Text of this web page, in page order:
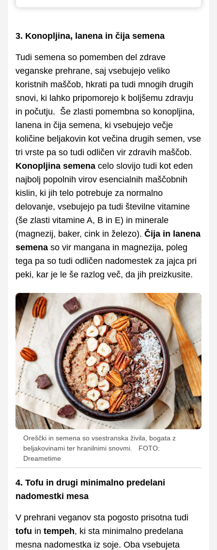
3. Konopljina, lanena in čija semena
Tudi semena so pomemben del zdrave
veganske prehrane, saj vsebujejo veliko
koristnih maščob, hkrati pa tudi mnogih drugih
snovi, ki lahko pripomorejo k boljšemu zdravju
in počutju. Še zlasti pomembna so konopljina,
lanena in čija semena, ki vsebujejo večje
količine beljakovin kot večina drugih semen, vse
tri vrste pa so tudi odličen vir zdravih maščob.
Konopljina semena celo slovijo tudi kot eden
najbolj popolnih virov esencialnih maščobnih
kislin, ki jih telo potrebuje za normalno
delovanje, vsebujejo pa tudi številne vitamine
(še zlasti vitamine A, B in E) in minerale
(magnezij, baker, cink in železo). Čija in lanena
semena so vir mangana in magnezija, poleg
tega pa so tudi odličen nadomestek za jajca pri
peki, kar je le še razlog več, da jih preizkusite.
Oreščki in semena so vsestranska živila, bogata z
beljakovinami ter hranilnimi snovmi.
FOTO:
Dreametime
4. Tofu in drugi minimalno predelani
nadomestki mesa
V prehrani veganov sta pogosto prisotna tudi
tofu in tempeh, ki sta minimalno predelana
mesna nadomestka iz soje. Oba vsebujeta